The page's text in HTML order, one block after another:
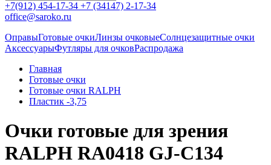
+7(912) 454-17-34 +7 (34147) 2-17-34
office@saroko.ru
ОправыГотовые очкиЛинзы очковыеСолнцезащитные очки
АксессуарыФутляры для очковРаспродажа
Главная
Готовые очки
Готовые очки RALPH
Пластик -3,75
Очки готовые для зрения
RALPH RA0418 GJ-C134